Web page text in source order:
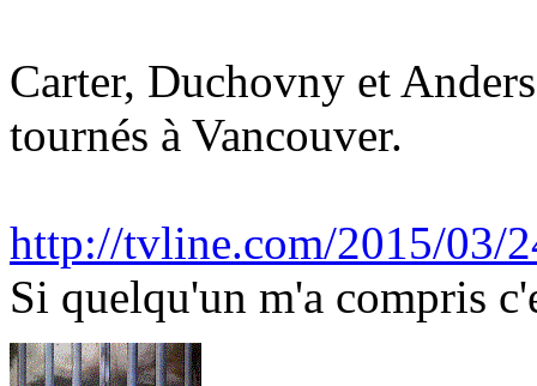
Carter, Duchovny et
tournés à Vancouver.
http://tvline.com/2015/03/
Si quelqu'un m'a compris